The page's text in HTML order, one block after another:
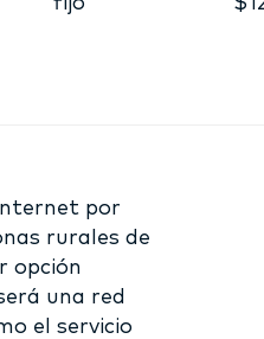
por
rurales de
opción
una red
el servicio